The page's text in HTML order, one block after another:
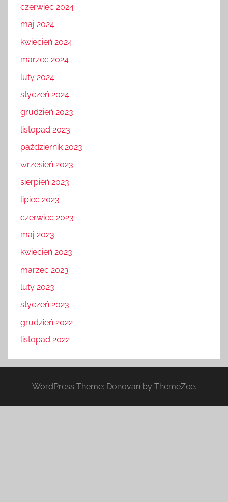
czerwiec 2024
maj 2024
kwiecień 2024
marzec 2024
luty 2024
styczeń 2024
grudzień 2023
listopad 2023
październik 2023
wrzesień 2023
sierpień 2023
lipiec 2023
czerwiec 2023
maj 2023
kwiecień 2023
marzec 2023
luty 2023
styczeń 2023
grudzień 2022
listopad 2022
WordPress Theme: Donovan by ThemeZee.